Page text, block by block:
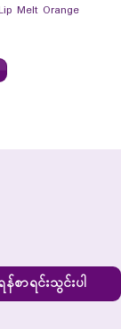
Melt Orange
န်စာရင်းသွင်းပါ